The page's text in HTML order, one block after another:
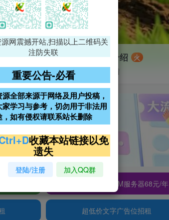
VIP特权介绍 火
VIP特权介绍
/年 阿里云2核2G200M服务器68元/年
超低价文字广告位招租
源网震撼开站,扫描以上二维码关
注防失联
重要公告-必看
全部来源于网络及用户投稿，
家学习与参考，切勿用于非法用
，如有侵权请联系站长删除
收藏本站链接以免
遗失
登陆/注册 加入QQ群